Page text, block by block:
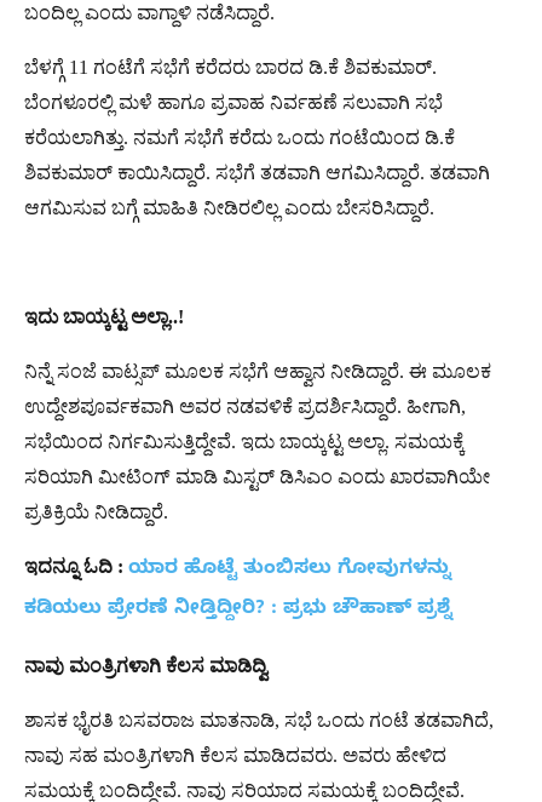
ಬಂದಿಲ್ಲ ಎಂದು ವಾಗ್ದಾಳಿ ನಡೆಸಿದ್ದಾರೆ.
ಬೆಳಗ್ಗೆ 11 ಗಂಟೆಗೆ ಸಭೆಗೆ ಕರೆದರು ಬಾರದ ಡಿ.ಕೆ ಶಿವಕುಮಾರ್.
ಬೆಂಗಳೂರಲ್ಲಿ ಮಳೆ ಹಾಗೂ ಪ್ರವಾಹ ನಿರ್ವಹಣೆ ಸಲುವಾಗಿ ಸಭೆ
ಕರೆಯಲಾಗಿತ್ತು. ನಮಗೆ ಸಭೆಗೆ ಕರೆದು ಒಂದು ಗಂಟೆಯಿಂದ ಡಿ.ಕೆ
ಶಿವಕುಮಾರ್ ಕಾಯಿಸಿದ್ದಾರೆ. ಸಭೆಗೆ ತಡವಾಗಿ ಆಗಮಿಸಿದ್ದಾರೆ. ತಡವಾಗಿ
ಆಗಮಿಸುವ ಬಗ್ಗೆ ಮಾಹಿತಿ ನೀಡಿರಲಿಲ್ಲ ಎಂದು ಬೇಸರಿಸಿದ್ದಾರೆ.
ಇದು ಬಾಯ್ಕಟ್ಟ ಅಲ್ಲಾ..!
ನಿನ್ನೆ ಸಂಜೆ ವಾಟ್ಸಪ್ ಮೂಲಕ ಸಭೆಗೆ ಆಹ್ವಾನ ನೀಡಿದ್ದಾರೆ. ಈ ಮೂಲಕ
ಉದ್ದೇಶಪೂರ್ವಕವಾಗಿ ಅವರ ನಡವಳಿಕೆ ಪ್ರದರ್ಶಿಸಿದ್ದಾರೆ. ಹೀಗಾಗಿ,
ಸಭೆಯಿಂದ ನಿರ್ಗಮಿಸುತ್ತಿದ್ದೇವೆ. ಇದು ಬಾಯ್ಕಟ್ಟ ಅಲ್ಲಾ. ಸಮಯಕ್ಕೆ
ಸರಿಯಾಗಿ ಮೀಟಿಂಗ್ ಮಾಡಿ ಮಿಸ್ಟರ್ ಡಿಸಿಎಂ ಎಂದು ಖಾರವಾಗಿಯೇ
ಪ್ರತಿಕ್ರಿಯೆ ನೀಡಿದ್ದಾರೆ.
ಇದನ್ನೂ ಓದಿ : ಯಾರ ಹೊಟ್ಟೆ ತುಂಬಿಸಲು ಗೋವುಗಳನ್ನು
ಕಡಿಯಲು ಪ್ರೇರಣೆ ನೀಡ್ತಿದ್ದೀರಿ? : ಪ್ರಭು ಚೌಹಾಣ್ ಪ್ರಶ್ನೆ
ನಾವು ಮಂತ್ರಿಗಳಾಗಿ ಕೆಲಸ ಮಾಡಿದ್ವಿ
ಶಾಸಕ ಭೈರತಿ ಬಸವರಾಜ ಮಾತನಾಡಿ, ಸಭೆ ಒಂದು ಗಂಟೆ ತಡವಾಗಿದೆ,
ನಾವು ಸಹ ಮಂತ್ರಿಗಳಾಗಿ ಕೆಲಸ ಮಾಡಿದವರು. ಅವರು ಹೇಳಿದ
ಸಮಯಕ್ಕೆ ಬಂದಿದ್ದೇವೆ. ನಾವು ಸರಿಯಾದ ಸಮಯಕ್ಕೆ ಬಂದಿದ್ದೇವೆ.